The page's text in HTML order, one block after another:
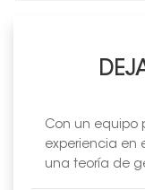
Con un equipo
experiencia en
una teoría de